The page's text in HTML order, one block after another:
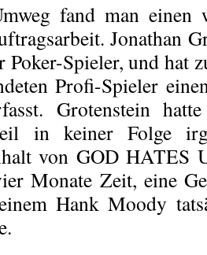
fand man
Jonathan
Poker-Spieler, und hat
Profi-Spieler
Grotenstein
in keiner Folge
von GOD HATES
Monate Zeit, eine
Hank Moody